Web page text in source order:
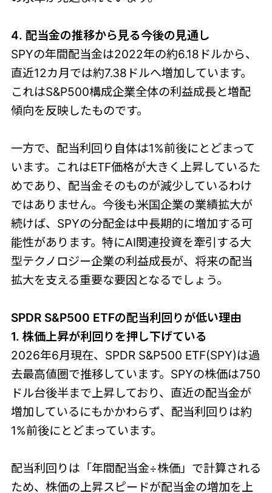
4. 配当金の推移から見る今後の見通し
SPYの年間配当金は2022年の約6.18ドルから、
直近12カ月では約7.38ドルへ増加しています。
これはS&P500構成企業全体の利益成長と増配
傾向を反映したものです。
一方で、配当利回り自体は1%前後にとどまって
います。これはETF価格が大きく上昇しているた
めであり、配当金そのものが減少しているわけ
ではありません。今後も米国企業の業績拡大が
続けば、SPYの分配金は中長期的に増加する可
能性があります。特にAI関連投資を牽引する大
型テクノロジー企業の利益成長が、将来の配当
拡大を支える重要な要因となるでしょう。
SPDR S&P500 ETFの配当利回りが低い理由
1. 株価上昇が利回りを押し下げている
2026年6月現在、SPDR S&P500 ETF(SPY)は過
去最高値圏で推移しています。SPYの株価は750
ドル台後半まで上昇しており、直近の配当金が
増加しているにもかかわらず、配当利回りは約
1%前後にとどまっています。
配当利回りは「年間配当金÷株価」で計算される
ため、株価の上昇スピードが配当金の増加を上